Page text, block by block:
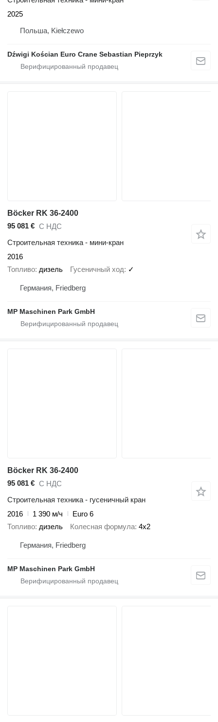
2025
Польша, Kiełczewo
Dźwigi Kościan Euro Crane Sebastian Pieprzyk
Böcker RK 36-2400
95 081 € С НДС
Строительная техника - мини-кран
2016
Топливо дизель Гусеничный ход ✓
Германия, Friedberg
MP Maschinen Park GmbH
Böcker RK 36-2400
95 081 € С НДС
Строительная техника - гусеничный кран
2016
1 390 м/ч
Euro 6
Топливо дизель Колесная формула 4x2
Германия, Friedberg
MP Maschinen Park GmbH